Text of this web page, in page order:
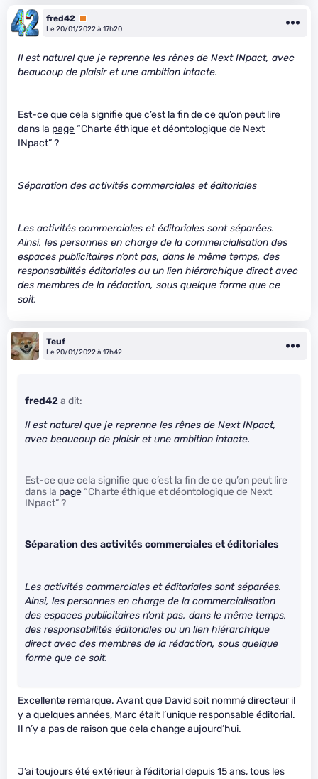
fred42 Premium
Le 20/01/2022 à 17h20
Il est naturel que je reprenne les rênes de Next INpact, avec
beaucoup de plaisir et une ambition intacte.
Est-ce que cela signifie que c’est la fin de ce qu’on peut lire
dans la page“Charte éthique et déontologique de Next
INpact” ?
Séparation des activités commerciales et éditoriales
Les activités commerciales et éditoriales sont séparées.
Ainsi, les personnes en charge de la commercialisation des
espaces publicitaires n’ont pas, dans le même temps, des
responsabilités éditoriales ou un lien hiérarchique direct avec
des membres de la rédaction, sous quelque forme que ce
soit.
Teuf
Le 20/01/2022 à 17h42
fred42a dit:
Il est naturel que je reprenne les rênes de Next INpact,
avec beaucoup de plaisir et une ambition intacte.
Est-ce que cela signifie que c’est la fin de ce qu’on peut lire
dans la page“Charte éthique et déontologique de Next
INpact” ?
Séparation des activités commerciales et éditoriales
Les activités commerciales et éditoriales sont séparées.
Ainsi, les personnes en charge de la commercialisation
des espaces publicitaires n’ont pas, dans le même temps,
des responsabilités éditoriales ou un lien hiérarchique
direct avec des membres de la rédaction, sous quelque
forme que ce soit.
Excellente remarque. Avant que David soit nommé directeur il
y a quelques années, Marc était l’unique responsable éditorial.
Il n’y a pas de raison que cela change aujourd’hui.
J’ai toujours été extérieur à l’éditorial depuis 15 ans, tous les